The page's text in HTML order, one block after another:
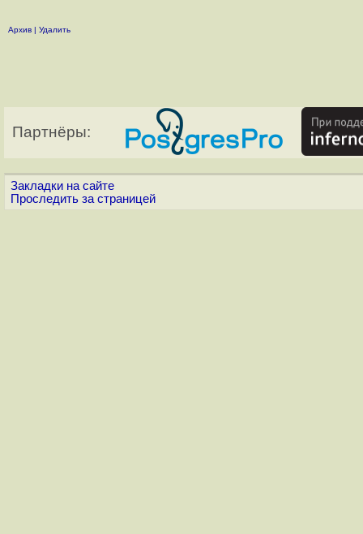
Архив | Удалить
Партнёры:
Закладки на сайте
Проследить за страницей